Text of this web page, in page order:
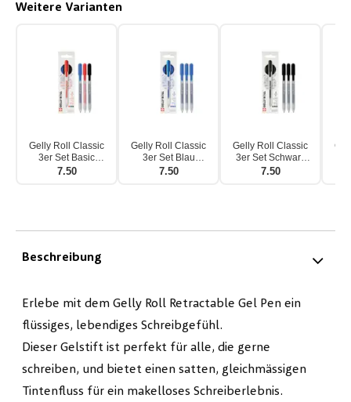
Weitere Varianten
Gelly Roll Classic
3er Set Basic
Druckmechanik
7.50
Gelly Roll Classic
3er Set Blau
Druckmechanik
7.50
Gelly Roll Classic
3er Set Schwarz
Druckmechanik
7.50
Beschreibung
Erlebe mit dem Gelly Roll Retractable Gel Pen ein
flüssiges, lebendiges Schreibgefühl.
Dieser Gelstift ist perfekt für alle, die gerne
schreiben, und bietet einen satten, gleichmässigen
Tintenfluss für ein makelloses Schreiberlebnis.